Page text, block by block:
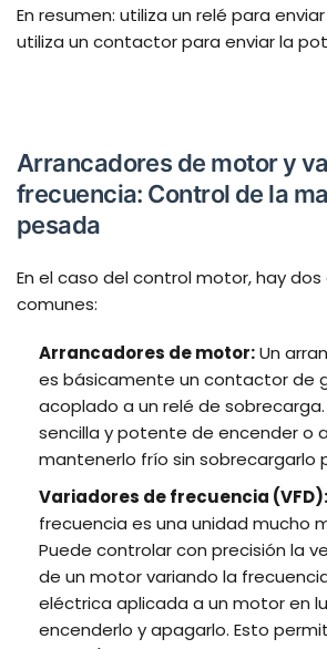
En resumen: utiliza un relé para
utiliza un contactor para enviar la
Arrancadores de motor y
frecuencia: Control de la
pesada
En el caso del control motor, hay
comunes:
Arrancadores de motor:Un
es básicamente un contactor de
acoplado a un relé de sobrecarga.
sencilla y potente de encender o
mantenerlo frío sin sobrecargarlo
Variadores de frecuencia (VFD):
frecuencia es una unidad mucho
Puede controlar con precisión la
de un motor variando la
eléctrica aplicada a un motor en
encenderlo y apagarlo. Esto